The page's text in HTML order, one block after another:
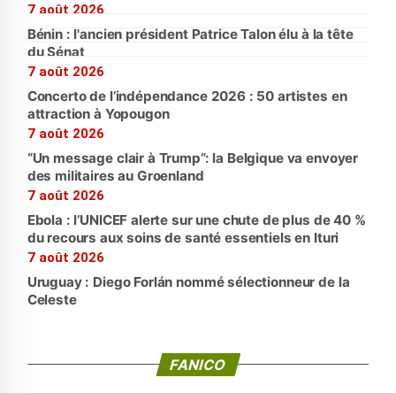
7 août 2026
Bénin : l'ancien président Patrice Talon élu à la tête
du Sénat
7 août 2026
Concerto de l’indépendance 2026 : 50 artistes en
attraction à Yopougon
7 août 2026
“Un message clair à Trump”: la Belgique va envoyer
des militaires au Groenland
7 août 2026
Ebola : l’UNICEF alerte sur une chute de plus de 40 %
du recours aux soins de santé essentiels en Ituri
7 août 2026
Uruguay : Diego Forlán nommé sélectionneur de la
Celeste
FANICO